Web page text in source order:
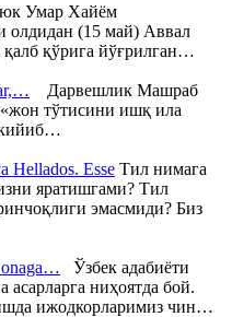
Умар Хайём
олдидан (15 май) Аввал
қалб қўрига йўғрилган…
Дарвешлик Машраб
тўтисини ишқ ила
кийиб…
Hellados. Esse Тил нимага
яратишгами? Тил
эмасмиди? Биз
onaga… Ўзбек адабиёти
асарларга ниҳоятда бой.
ижодкорларимиз чин…